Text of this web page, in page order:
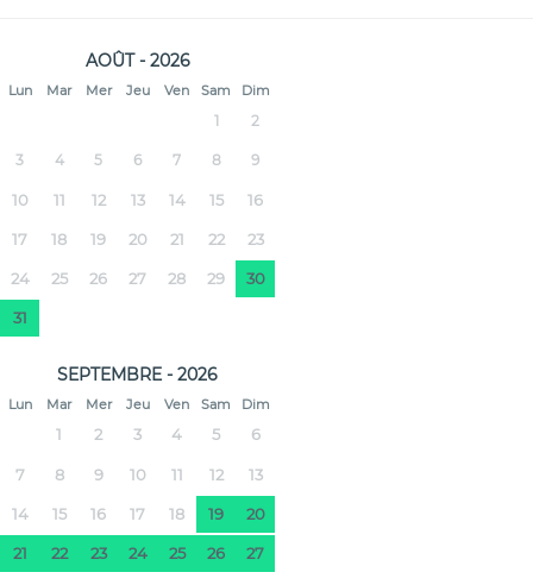
AOÛT - 2026
Lun Mar Mer Jeu Ven Sam Dim
1 2
3 4 5 6 7 8 9
10 11 12 13 14 15 16
17 18 19 20 21 22 23
24 25 26 27 28 29 30
31
SEPTEMBRE - 2026
Lun Mar Mer Jeu Ven Sam Dim
1 2 3 4 5 6
7 8 9 10 11 12 13
14 15 16 17 18 19 20
21 22 23 24 25 26 27